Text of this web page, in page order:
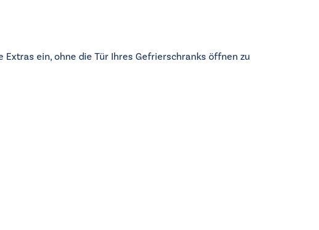
ein, ohne die Tür Ihres Gefrierschranks öffnen zu